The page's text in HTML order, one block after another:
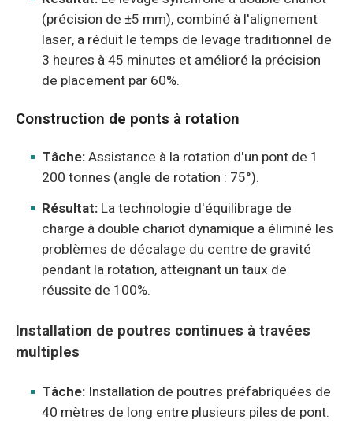
(précision de ±5 mm), combiné à l'alignement
laser, a réduit le temps de levage traditionnel de
3 heures à 45 minutes et amélioré la précision
de placement par 60%.
Construction de ponts à rotation
Tâche:Assistance à la rotation d'un pont de 1
200 tonnes (angle de rotation : 75°).
Résultat: La technologie d'équilibrage de
charge à double chariot dynamique a éliminé les
problèmes de décalage du centre de gravité
pendant la rotation, atteignant un taux de
réussite de 100%.
Installation de poutres continues à travées
multiples
Tâche: Installation de poutres préfabriquées de
40 mètres de long entre plusieurs piles de pont.